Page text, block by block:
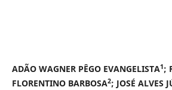
ADÃO WAGNER PÊGO EVANGELISTA1;
FLORENTINO BARBOSA2; JOSÉ ALVES